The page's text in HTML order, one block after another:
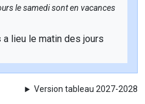
le samedi sont en vacances
a lieu le matin des jours
Version tableau 2027-2028